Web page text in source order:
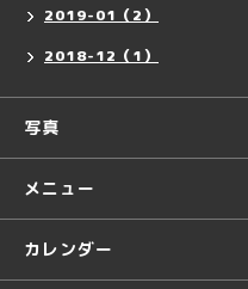
2019-01（2）
2018-12（1）
写真
メニュー
カレンダー